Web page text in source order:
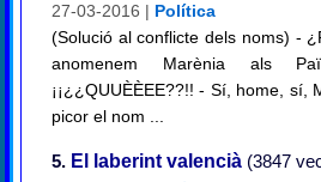
27-03-2016 | Política
(Solució al conflicte dels noms) -
anomenem Marènia als
¡¡¿¿QUUÈÈEE??!! - Sí, home, sí,
picor el nom ...
5. El laberint valencià (3847